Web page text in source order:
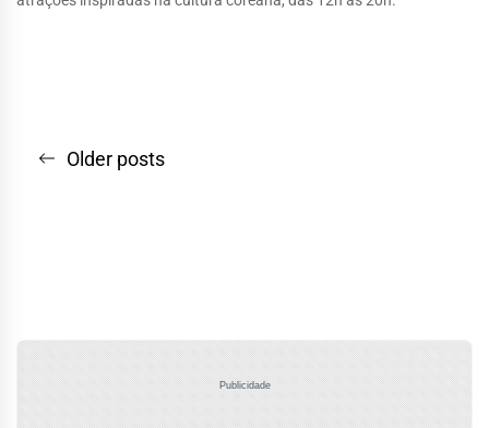
Navegação
Older posts
Publicidade